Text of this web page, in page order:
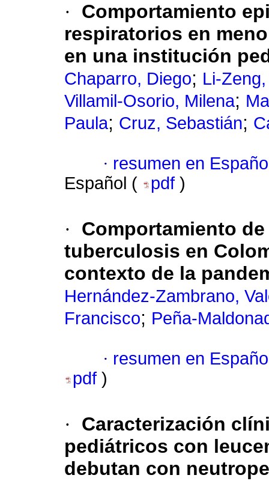
·
Comportamiento
respiratorios en
en una institución
Chaparro, Diego; Li-
Villamil-Osorio, Milena;
Paula; Cruz, Sebastián;
· resumen en
Español (
pdf )
·
Comportamiento
tuberculosis en
contexto de la
Hernández-Zambrano,
Francisco; Peña-
· resumen en
pdf )
·
Caracterización
pediátricos con
debutan con